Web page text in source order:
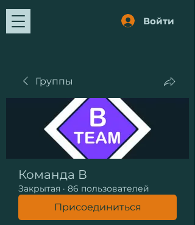
Войти
Группы
Команда В
Закрытая · 86 пользователей
Присоединиться